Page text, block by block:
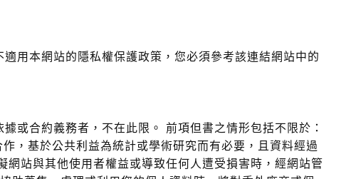
用本網站的隱私權保護政策，您必須參考該連結網站中的
或合約義務者，不在此限。 前項但書之情形包括不限於：
，基於公共利益為統計或學術研究而有必要，且資料經過
站與其他使用者權益或導致任何人遭受損害時，經網站管